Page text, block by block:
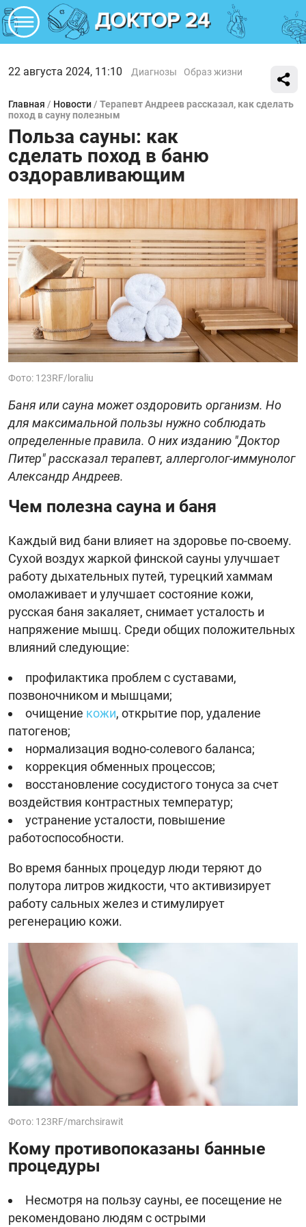
22 августа 2024, 11:10 Диагнозы Образ жизни
Главная / Новости / Терапевт Андреев рассказал, как сделать
поход в сауну полезным
Польза сауны: как
сделать поход в баню
оздоравливающим
Фото: 123RF/loraliu
Баня или сауна может оздоровить организм. Но
для максимальной пользы нужно соблюдать
определенные правила. О них изданию "Доктор
Питер" рассказал терапевт, аллерголог-иммунолог
Александр Андреев.
Чем полезна сауна и баня
Каждый вид бани влияет на здоровье по-своему.
Сухой воздух жаркой финской сауны улучшает
работу дыхательных путей, турецкий хаммам
омолаживает и улучшает состояние кожи,
русская баня закаляет, снимает усталость и
напряжение мышц. Среди общих положительных
влияний следующие:
профилактика проблем с суставами,
позвоночником и мышцами;
очищение кожи, открытие пор, удаление
патогенов;
нормализация водно-солевого баланса;
коррекция обменных процессов;
восстановление сосудистого тонуса за счет
воздействия контрастных температур;
устранение усталости, повышение
работоспособности.
Во время банных процедур люди теряют до
полутора литров жидкости, что активизирует
работу сальных желез и стимулирует
регенерацию кожи.
Фото: 123RF/marchsirawit
Кому противопоказаны банные
процедуры
Несмотря на пользу сауны, ее посещение не
рекомендовано людям с острыми